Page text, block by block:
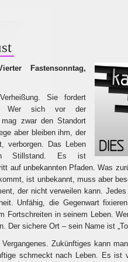
Fastensonntag,
Sie fordert
Wer sich vor der
zwar den Standort
aber bleiben ihm, der
verborgen. Das Leben
Stillstand. Es ist
auf unbekannten Pfaden. Was
ist unbekannt, muss aber
der nicht verweilen kann.
Unfähig, die Gegenwart
Fortschreiten in seinem Leben.
Der sichere Ort – sein Name ist
Zukünftiges kann
schmeckt nach Leben. Es ist